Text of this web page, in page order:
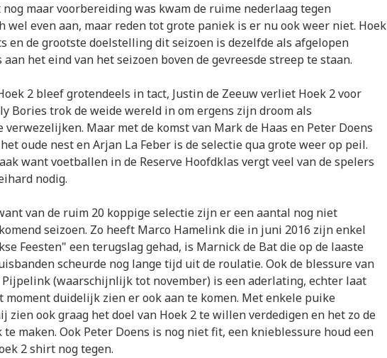
maar voorbereiding was kwam de ruime nederlaag tegen
wel even aan, maar reden tot grote paniek is er nu ook weer niet. Hoek
en de grootste doelstelling dit seizoen is dezelfde als afgelopen
aan het eind van het seizoen boven de gevreesde streep te staan.
2 bleef grotendeels in tact, Justin de Zeeuw verliet Hoek 2 voor
Bories trok de weide wereld in om ergens zijn droom als
Maar met de komst van Mark de Haas en Peter Doens
oude nest en Arjan La Feber is de selectie qua grote weer op peil.
want voetballen in de Reserve Hoofdklas vergt veel van de spelers
nodig.
van de ruim 20 koppige selectie zijn er een aantal nog niet
seizoen. Zo heeft Marco Hamelink die in juni 2016 zijn enkel
Feesten" een terugslag gehad, is Marnick de Bat die op de laaste
scheurde nog lange tijd uit de roulatie. Ook de blessure van
Pijpelink (waarschijnlijk tot november) is een aderlating, echter laat
moment duidelijk zien er ook aan te komen. Met enkele puike
zien ook graag het doel van Hoek 2 te willen verdedigen en het zo de
maken. Ook Peter Doens is nog niet fit, een knieblessure houd een
2 shirt nog tegen.